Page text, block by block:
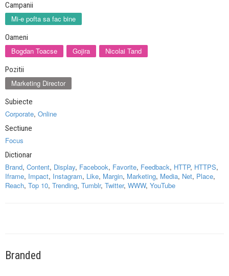
Campanii
Mi-e pofta sa fac bine
Oameni
Bogdan Toacse Gojira Nicolai Tand
Pozitii
Marketing Director
Subiecte
Corporate, Online
Sectiune
Focus
Dictionar
Brand, Content, Display, Facebook, Favorite, Feedback, HTTP, HTTPS,
Iframe, Impact, Instagram, Like, Margin, Marketing, Media, Net, Place,
Reach, Top 10, Trending, Tumblr, Twitter, WWW, YouTube
Branded